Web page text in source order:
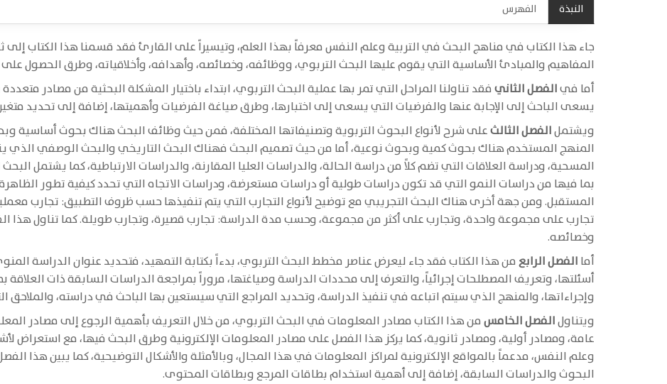
النبذة الفهرس
جاء هذا الكتاب في مناهج البحث في التربية وعلم النفس معرفاً بهذا العلم، وتيسيراً على القارئ فقد قسمنا هذا الكتاب إلى
المفاهيم والمبادئ الأساسية التي يقوم عليها البحث التربوي، ووظائفه، وخصائصه، وأهدافه، وأخلاقياته، وطرق الحصول
أما فيالفصل الثاني فقد تناولنا المراحل التي تمر بها عملية البحث التربوي، ابتداء باختيار المشكلة البحثية من مصادر
يسعى الباحث إلى الإجابة عنها والفرضيات التي يسعى إلى اختبارها، وطرق صياغة الفرضيات وأهميتها، إضافة إلى تحديد
ويشتملالفصل الثالثعلى شرح لأنواع البحوث التربوية وتصنيفاتها المختلفة، فمن حيث وظائف البحث هناك بحوث أساسية
المنهج المستخدم هناك بحوث كمية وبحوث نوعية، أما من حيث تصميم البحث فهناك البحث التاريخي والبحث الوصفي الذي
المسحية، ودراسة العلاقات التي تضم كلاً من دراسة الحالة، والدراسات العليا المقارنة، والدراسات الارتباطية، كما يشتمل
بما فيها من دراسات النمو التي قد تكون دراسات طولية أو دراسات مستعرضة، ودراسات الاتجاه التي تحدد كيفية تطور
المستقبل. ومن جهة أخرى هناك البحث التجريبي مع توضيح لأنواع التجارب التي يتم تنفيذها حسب ظروف التطبيق: تجارب
تجارب على مجموعة واحدة، وتجارب على أكثر من مجموعة، وحسب مدة الدراسة: تجارب قصيرة، وتجارب طويلة. كما تناول هذا
وخصائصه.
أما الفصل الرابع من هذا الكتاب فقد جاء ليعرض عناصر مخطط البحث التربوي، بدءاً بكتابة التمهيد، فتحديد عنوان الدراسة
أسئلتها، وتعريف المصطلحات إجرائياً، والتعرف إلى محددات الدراسة وصياغتها، مروراً بمراجعة الدراسات السابقة ذات
وإجراءاتها، والمنهج الذي سيتم اتباعه في تنفيذ الدراسة، وتحديد المراجع التي سيستعين بها الباحث في دراسته، والملاحق
ويتناولالفصل الخامس من هذا الكتاب مصادر المعلومات في البحث التربوي، من خلال التعريف بأهمية الرجوع إلى مصادر
عامة، ومصادر أولية، ومصادر ثانوية، كما يركز هذا الفصل على مصادر المعلومات الإلكترونية وطرق البحث فيها، مع استعراض
وعلم النفس، مدعماً بالمواقع الإلكترونية لمراكز المعلومات في هذا المجال، وبالأمثلة والأشكال التوضيحية، كما يبين هذا
البحوث والدراسات السابقة، إضافة إلى أهمية استخدام بطاقات المرجع وبطاقات المحتوى.